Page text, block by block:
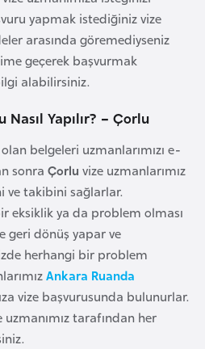
yapmak istediğiniz vize
arasında göremediyseniz
geçerek başvurmak
alabilirsiniz.
Nasıl Yapılır? – Çorlu
belgeleri uzmanlarımızı e-
sonra Çorlu vize uzmanlarımız
ve takibini sağlarlar.
eksiklik ya da problem olması
geri dönüş yapar ve
herhangi bir problem
Ankara Ruanda
vize başvurusunda bulunurlar.
tarafından her